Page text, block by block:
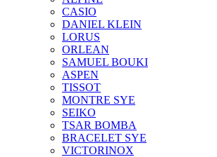
CASIO
DANIEL KLEIN
LORUS
ORLEAN
SAMUEL BOUKI
ASPEN
TISSOT
MONTRE SYE
SEIKO
TSAR BOMBA
BRACELET SYE
VICTORINOX